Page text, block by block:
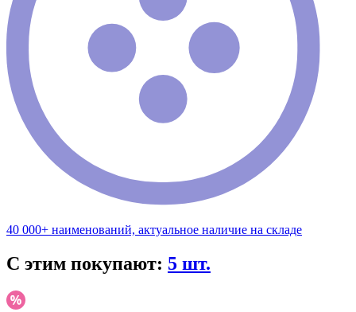
40 000+ наименований, актуальное наличие на складе
С этим покупают: 5 шт.